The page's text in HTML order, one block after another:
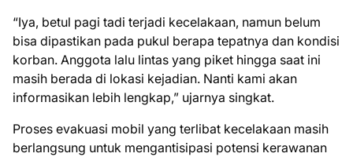
“Iya, betul pagi tadi terjadi kecelakaan, namun belum
bisa dipastikan pada pukul berapa tepatnya dan kondisi
korban. Anggota lalu lintas yang piket hingga saat ini
masih berada di lokasi kejadian. Nanti kami akan
informasikan lebih lengkap,” ujarnya singkat.
Proses evakuasi mobil yang terlibat kecelakaan masih
berlangsung untuk mengantisipasi potensi kerawanan